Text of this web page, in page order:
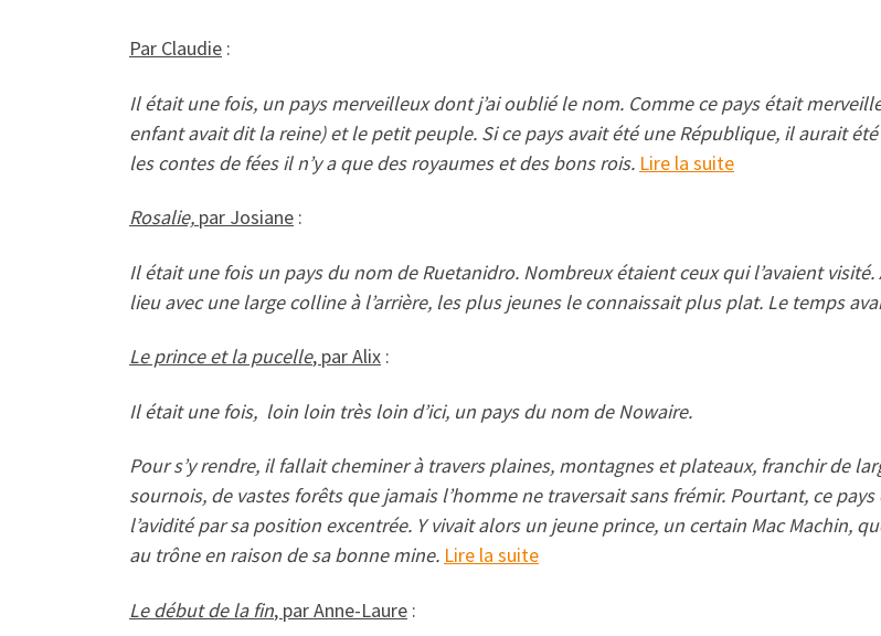
Par Claudie :
Il était une fois, un pays merveilleux dont j’ai oublié le nom. Comme ce pays était
enfant avait dit la reine) et le petit peuple. Si ce pays avait été une République, il aurait
les contes de fées il n’y a que des royaumes et des bons rois. Lire la suite
Rosalie, par Josiane :
Il était une fois un pays du nom de Ruetanidro. Nombreux étaient ceux qui l’avaient
lieu avec une large colline à l’arrière, les plus jeunes le connaissait plus plat. Le temps
Le prince et la pucelle, par Alix :
Il était une fois, loin loin très loin d’ici, un pays du nom de Nowaire.
Pour s’y rendre, il fallait cheminer à travers plaines, montagnes et plateaux, franchir de
sournois, de vastes forêts que jamais l’homme ne traversait sans frémir. Pourtant, ce
l’avidité par sa position excentrée. Y vivait alors un jeune prince, un certain Mac Machin,
au trône en raison de sa bonne mine. Lire la suite
Le début de la fin, par Anne-Laure :